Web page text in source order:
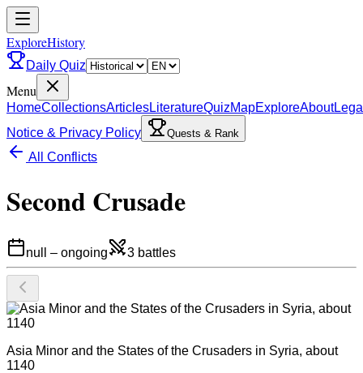
ExploreHistory
Daily Quiz
Menu
HomeCollectionsArticlesLiteratureQuizMapExploreAbout
Notice & Privacy Policy
Quests & Rank
All Conflicts
Second Crusade
null – ongoing 3 battles
Asia Minor and the States of the Crusaders in Syria, about
1140